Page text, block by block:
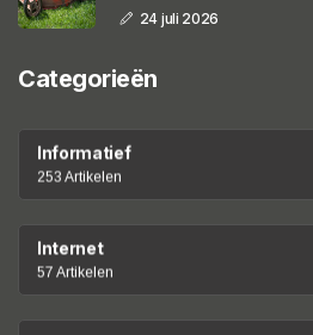
24 juli 2026
Categorieën
Informatief
253 Artikelen
Internet
57 Artikelen